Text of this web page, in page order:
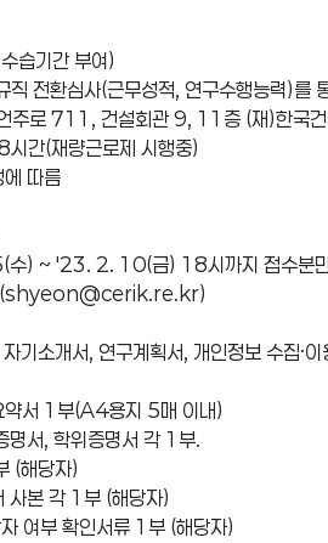
습기간 부여)
전환심사(근무성적, 연구수행능력)를
주로 711, 건설회관 9, 11층 (재)한국건
간(재량근로제 시행중)
따름
) ~ ′23. 2. 10(금) 18시까지 접수분
(shyeon@cerik.re.kr)
기소개서, 연구계획서, 개인정보 수집·이
서 1부(A4용지 5매 이내)
서, 학위증명서 각 1부.
(해당자)
사본 각 1부 (해당자)
여부 확인서류 1부 (해당자)